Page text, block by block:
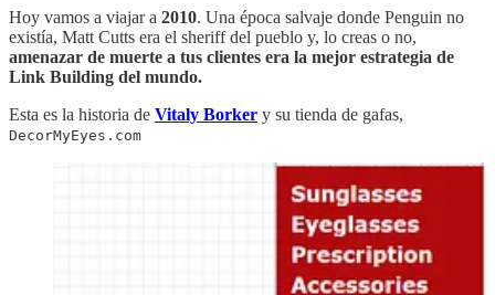
Hoy vamos a viajar a 2010. Una época salvaje donde Penguin no
existía, Matt Cutts era el sheriff del pueblo y, lo creas o no,
amenazar de muerte a tus clientes era la mejor estrategia de
Link Building del mundo.
Esta es la historia de Vitaly Borker y su tienda de gafas,
DecorMyEyes.com